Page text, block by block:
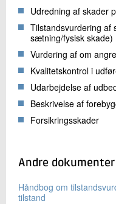
Udredning af skader
Tilstandsvurdering af
sætning/fysisk skade)
Vurdering af om
Kvalitetskontrol i
Udarbejdelse af
Beskrivelse af
Forsikringsskader
Andre dokumenter
Håndbog om
tilstand